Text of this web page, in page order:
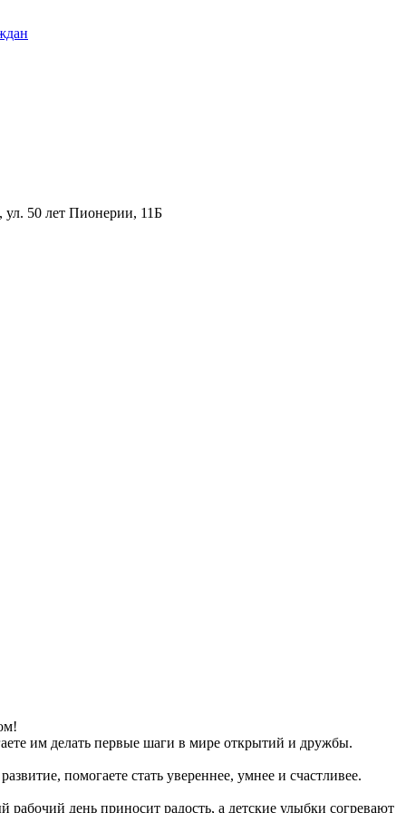
50 лет Пионерии, 11Б
им делать первые шаги в мире открытий и дружбы.
помогаете стать увереннее, умнее и счастливее.
день приносит радость, а детские улыбки согревают